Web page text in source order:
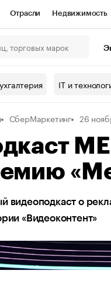
Отрасли Недвижимость
Проверка
IT и
СберМаркетинг 26
видеоподкаст о
«Видеоконтент»